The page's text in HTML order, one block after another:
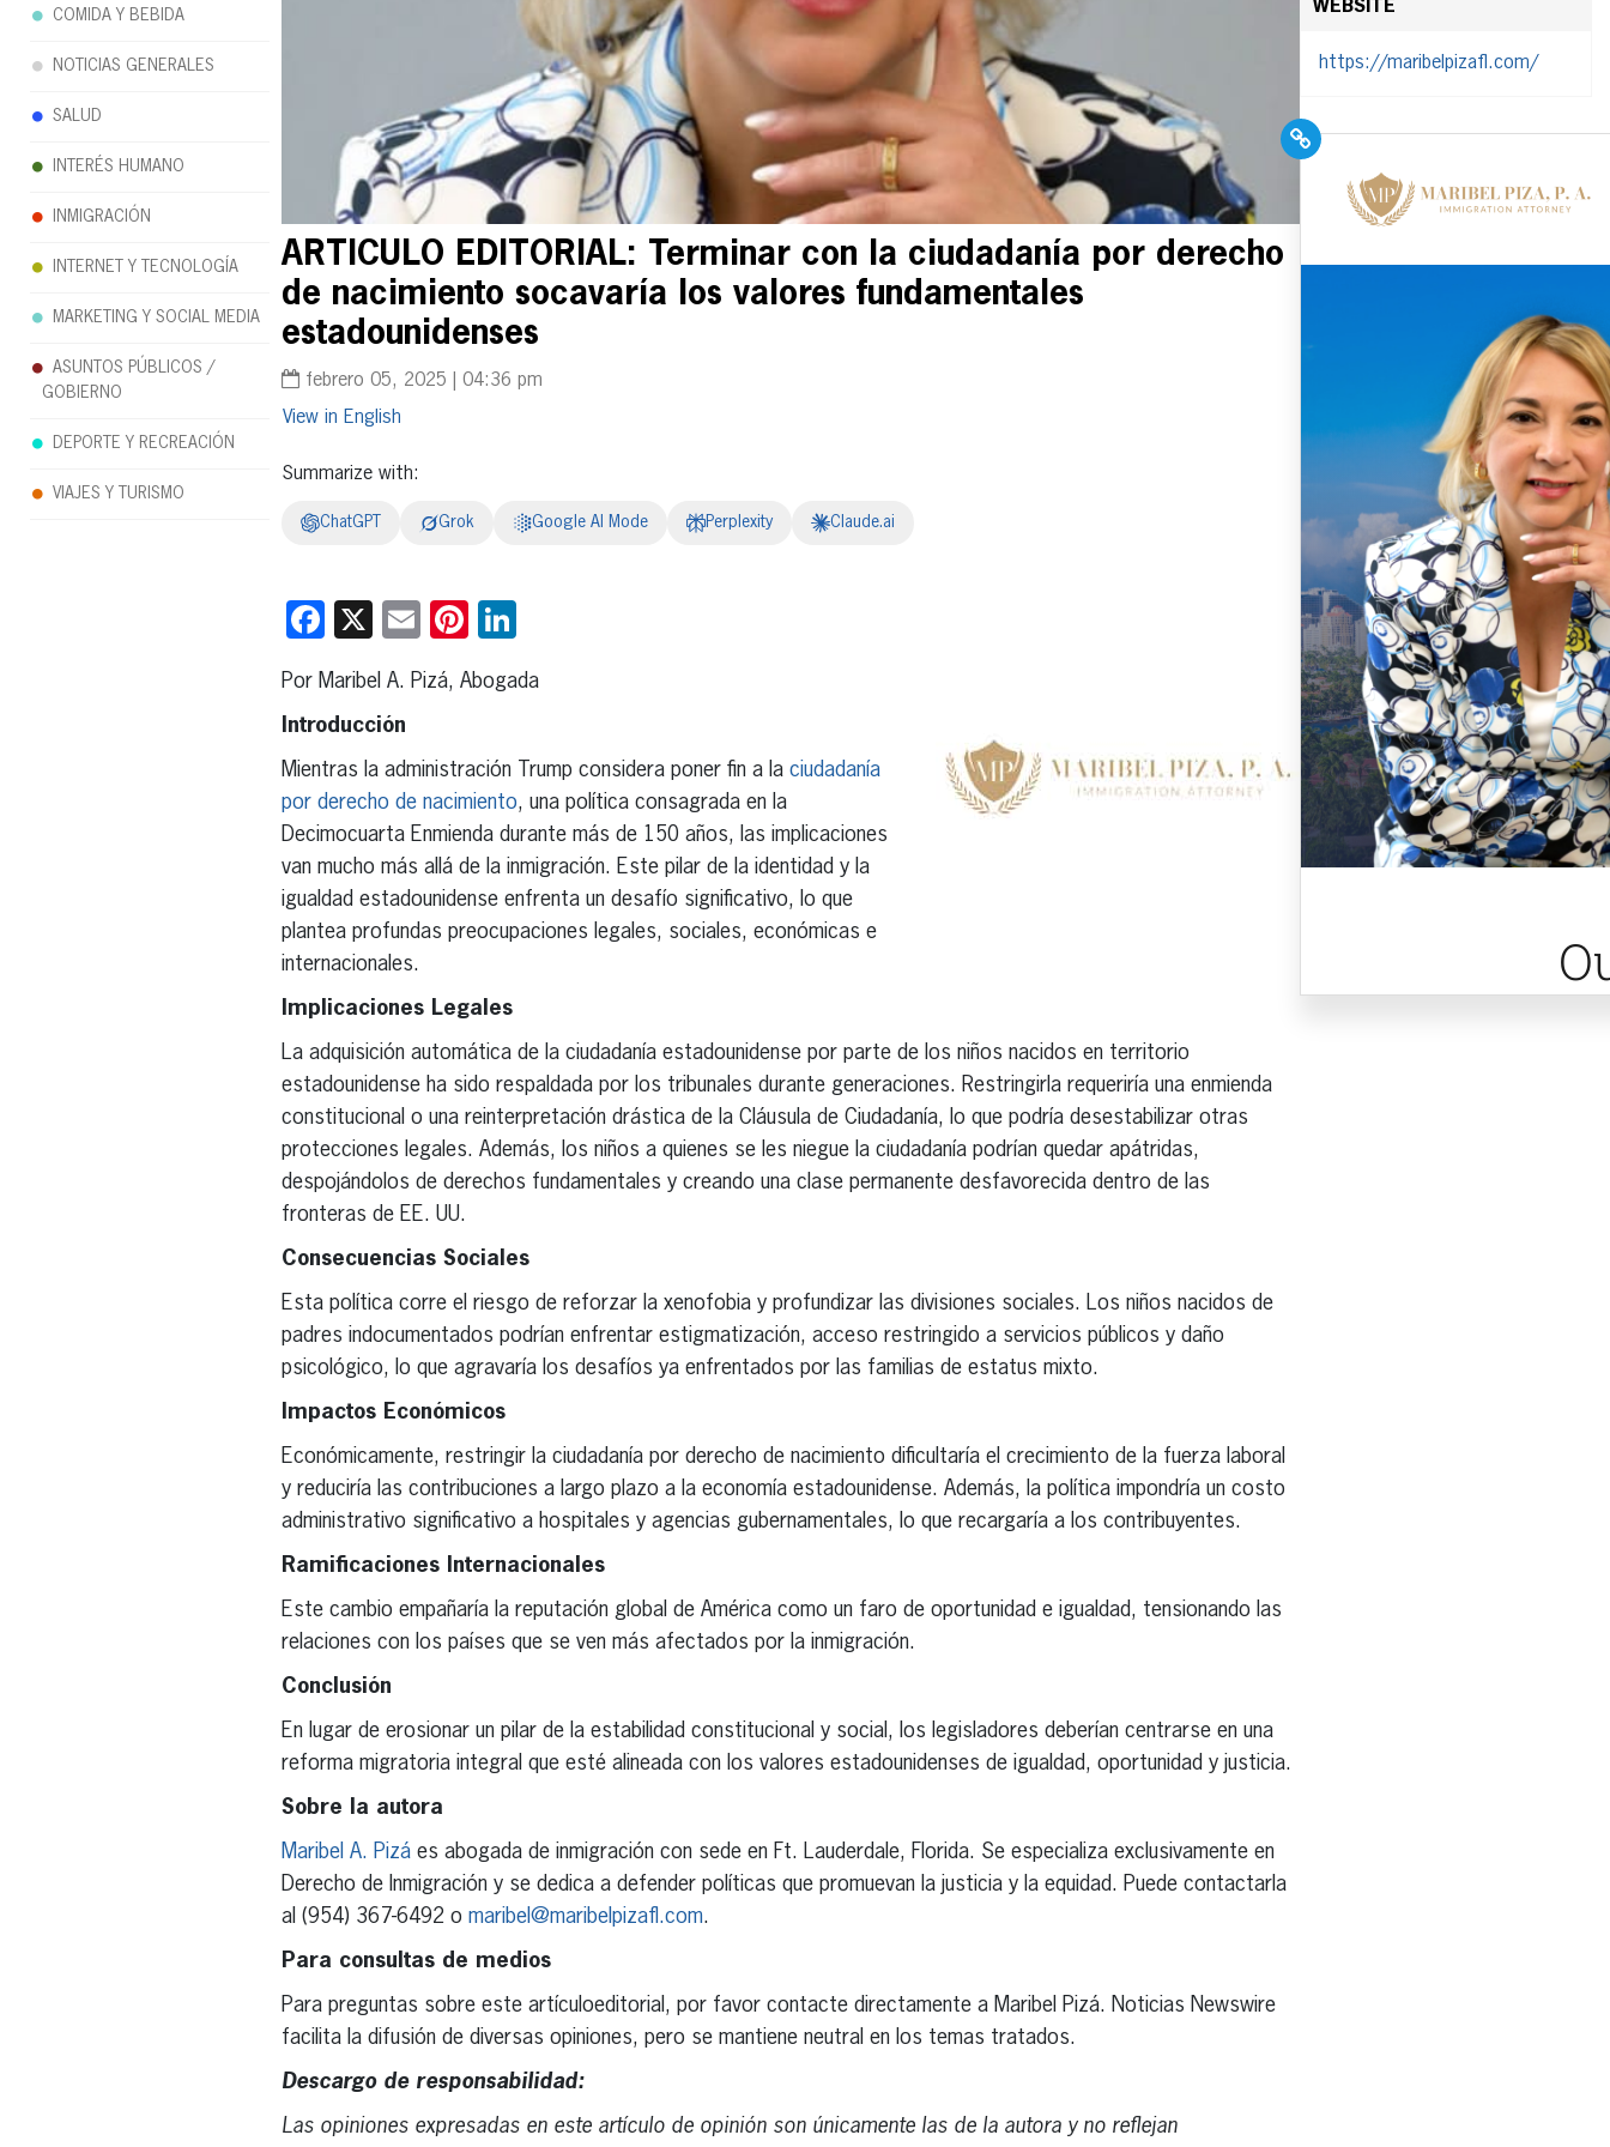
ARTICULO EDITORIAL: Terminar con la ciudadanía por derecho
de nacimiento socavaría los valores fundamentales
estadounidenses
febrero 05, 2025 | 04:36 pm
English
Summarize with:
ChatGPT Grok Google AI Mode Perplexity Claude.ai
Facebook
X EmailPinterest
Por Maribel A. Pizá, Abogada
Introducción
Mientras la administración Trump considera poner fin a la ciudadanía
por derecho de nacimiento, una política consagrada en la
Decimocuarta Enmienda durante más de 150 años, las implicaciones
van mucho más allá de la inmigración. Este pilar de la identidad y la
igualdad estadounidense enfrenta un desafío significativo, lo que
plantea profundas preocupaciones legales, sociales, económicas e
internacionales.
Implicaciones Legales
La adquisición automática de la ciudadanía estadounidense por parte de los niños nacidos en territorio
estadounidense ha sido respaldada por los tribunales durante generaciones. Restringirla requeriría una enmienda
constitucional o una reinterpretación drástica de la Cláusula de Ciudadanía, lo que podría desestabilizar otras
protecciones legales. Además, los niños a quienes se les niegue la ciudadanía podrían quedar apátridas,
despojándolos de derechos fundamentales y creando una clase permanente desfavorecida dentro de las
fronteras de EE. UU.
Consecuencias Sociales
Esta política corre el riesgo de reforzar la xenofobia y profundizar las divisiones sociales. Los niños nacidos de
padres indocumentados podrían enfrentar estigmatización, acceso restringido a servicios públicos y daño
psicológico, lo que agravaría los desafíos ya enfrentados por las familias de estatus mixto.
Impactos Económicos
Económicamente, restringir la ciudadanía por derecho de nacimiento dificultaría el crecimiento de la fuerza laboral
y reduciría las contribuciones a largo plazo a la economía estadounidense. Además, la política impondría un costo
administrativo significativo a hospitales y agencias gubernamentales, lo que recargaría a los contribuyentes.
Ramificaciones Internacionales
Este cambio empañaría la reputación global de América como un faro de oportunidad e igualdad, tensionando las
relaciones con los países que se ven más afectados por la inmigración.
Conclusión
En lugar de erosionar un pilar de la estabilidad constitucional y social, los legisladores deberían centrarse en una
reforma migratoria integral que esté alineada con los valores estadounidenses de igualdad, oportunidad y justicia.
Sobre la autora
Maribel A. Pizáes abogada de inmigración con sede en Ft. Lauderdale, Florida. Se especializa exclusivamente en
Derecho de Inmigración y se dedica a defender políticas que promuevan la justicia y la equidad. Puede contactarla
al (954) 367-6492 o maribel@maribelpizafl.com.
Para consultas de medios
Para preguntas sobre este artículoeditorial, por favor contacte directamente a Maribel Pizá. Noticias Newswire
facilita la difusión de diversas opiniones, pero se mantiene neutral en los temas tratados.
Descargo de responsabilidad:
Las opiniones expresadas en este artículo de opinión son únicamente las de la autora y no reflejan
WEBSITE
https://maribelpizafl.com/
Hispanic PR
excellence with our
Click here to subscribe and
receive the latest industry
news, professional
development tips, webinars,
and more!
COMIDA Y BEBIDA
NOTICIAS GENERALES
SALUD
INTERÉS HUMANO
INMIGRACIÓN
INTERNET Y TECNOLOGÍA
MARKETING Y SOCIAL MEDIA
ASUNTOS PÚBLICOS /
GOBIERNO
DEPORTE Y RECREACIÓN
VIAJES Y TURISMO